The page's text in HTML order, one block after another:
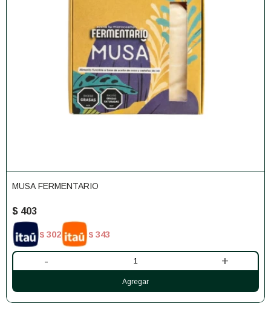
MUSA FERMENTARIO
$ 403
$ 302 $ 343
- +